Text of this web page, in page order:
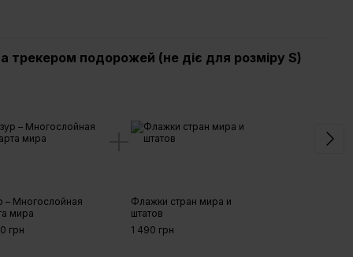
трекером подорожей (не діє для розміру S)
– Многослойная
мира
грн
Флажки стран мира и
штатов
1 490 грн